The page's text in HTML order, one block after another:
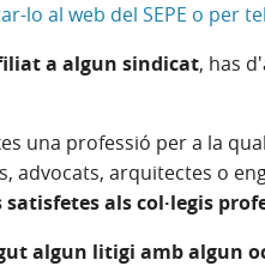
lo al web del SEPE o per
a algun sindicat, has
una professió per a la
advocats, arquitectes o
als col·legis
algun litigi amb algun